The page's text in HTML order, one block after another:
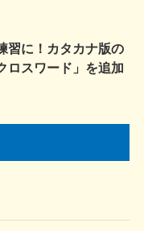
習に！カタカナ版の
ロスワード」を追加